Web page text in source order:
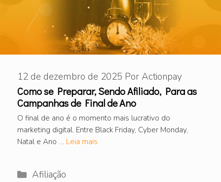
Como se Preparar, Sendo Afiliado, Para as
Campanhas de Final de Ano
12 de dezembro de 2025 PorActionpay
O final de ano é o momento mais lucrativo do
marketing digital. Entre Black Friday, Cyber Monday,
Natal e Ano … Leia mais
Categorias
Afiliação